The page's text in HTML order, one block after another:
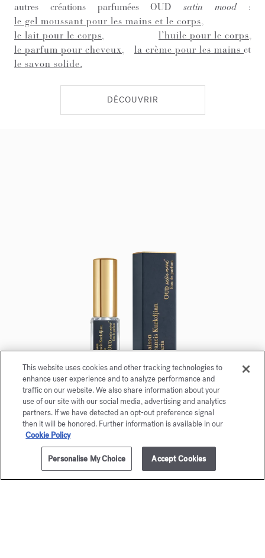
AJOUTER AU PANIER 350,00 €
autres créations parfumées OUDsatin mood:
le gel moussant pour les mains et le corps
le lait pour le corps
l’huile pour le corps
le parfum pour cheveux
la crème pour les mains et
le savon solide.
DÉCOUVRIR
OUD satin mood
Eau de parfum 5ml
Maison Francis Kurkdjian a le plaisir de vous offrir
satin moodEau de parfum 5ml.
This website uses cookies and other tracking technologies to
enhance user experience and to analyze performance and
traffic on our website. We also share information about your
use of our site with our social media, advertising and analytics
partners. If we have detected an opt-out preference signal
then it will be honored. Further information is available in our
Cookie Policy
Personalise My Choice Accept Cookies